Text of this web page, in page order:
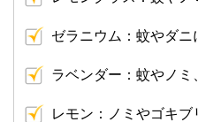
ゼラニウム：蚊やダニ
ラベンダー：蚊やノ
レモン：ノミやゴキブ